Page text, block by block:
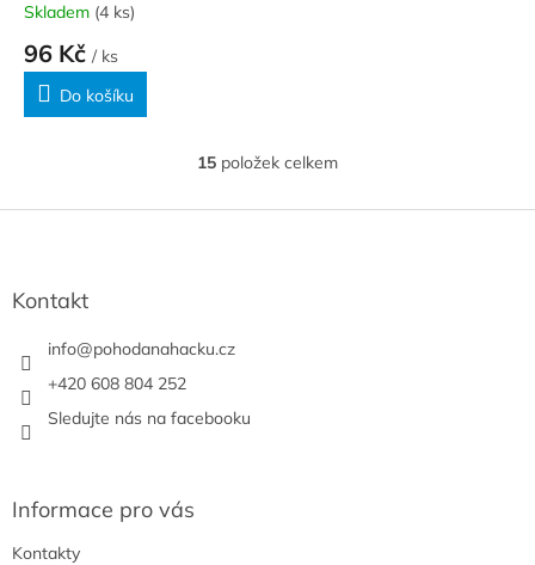
Skladem (4 ks)
96 Kč / ks
Do košíku
O
l
15 položek celkem
Z
Kontakt
info@pohodanahacku.cz
+420 608 804 252
Sledujte nás na facebooku
Informace pro vás
Kontakty